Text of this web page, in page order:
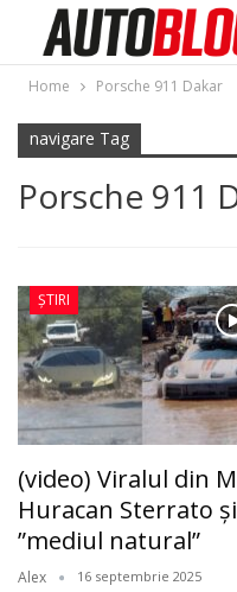
Home Porsche 911 Dakar
navigare Tag
Porsche 911
ȘTIRI
(video) Viralul din
Huracan Sterrato
”mediul natural”
Alex 16 septembrie 2025